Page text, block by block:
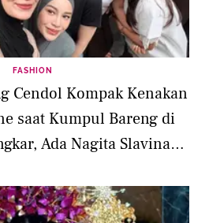
FASHION
Cendol Kompak Kenakan
saat Kumpul Bareng di
Ada Nagita Slavina